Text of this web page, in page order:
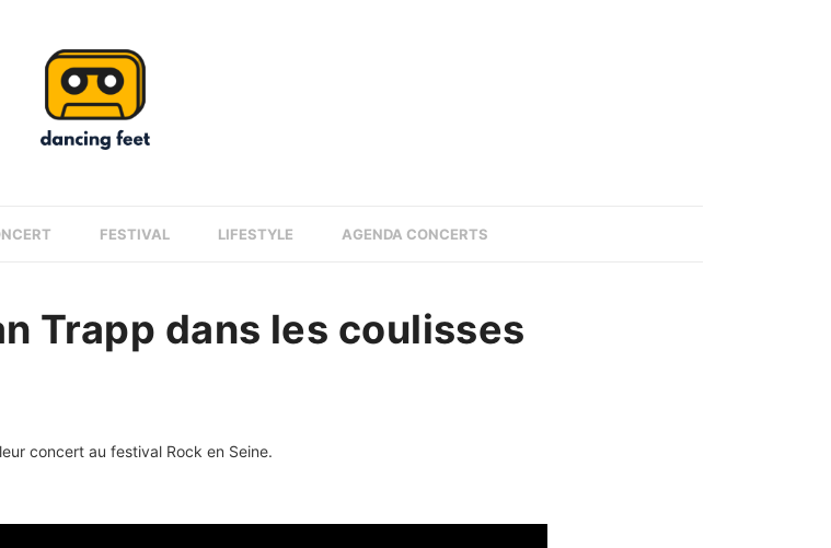
FESTIVAL LIFESTYLE AGENDA CONCERTS
Trapp dans les coulisses
concert au festival Rock en Seine.